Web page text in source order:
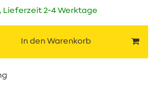
2-4 Werktage
In den Warenkorb